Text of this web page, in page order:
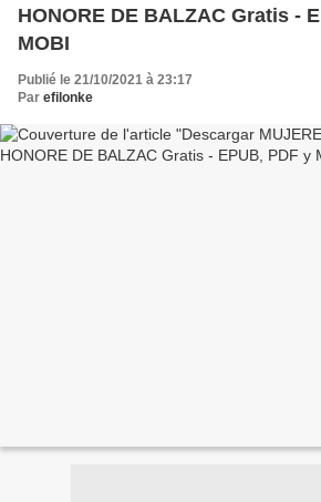
HONORE DE BALZAC Gratis -
MOBI
Publié le 21/10/2021 à 23:17
Par efilonke